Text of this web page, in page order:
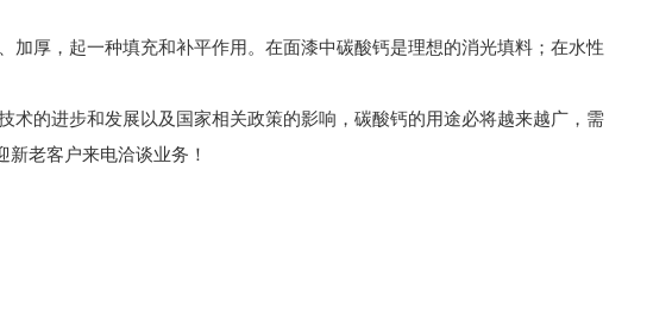
厚，起一种填充和补平作用。在面漆中碳酸钙是理想的消光填料；在水性
的进步和发展以及国家相关政策的影响，碳酸钙的用途必将越来越广，需
老客户来电洽谈业务！